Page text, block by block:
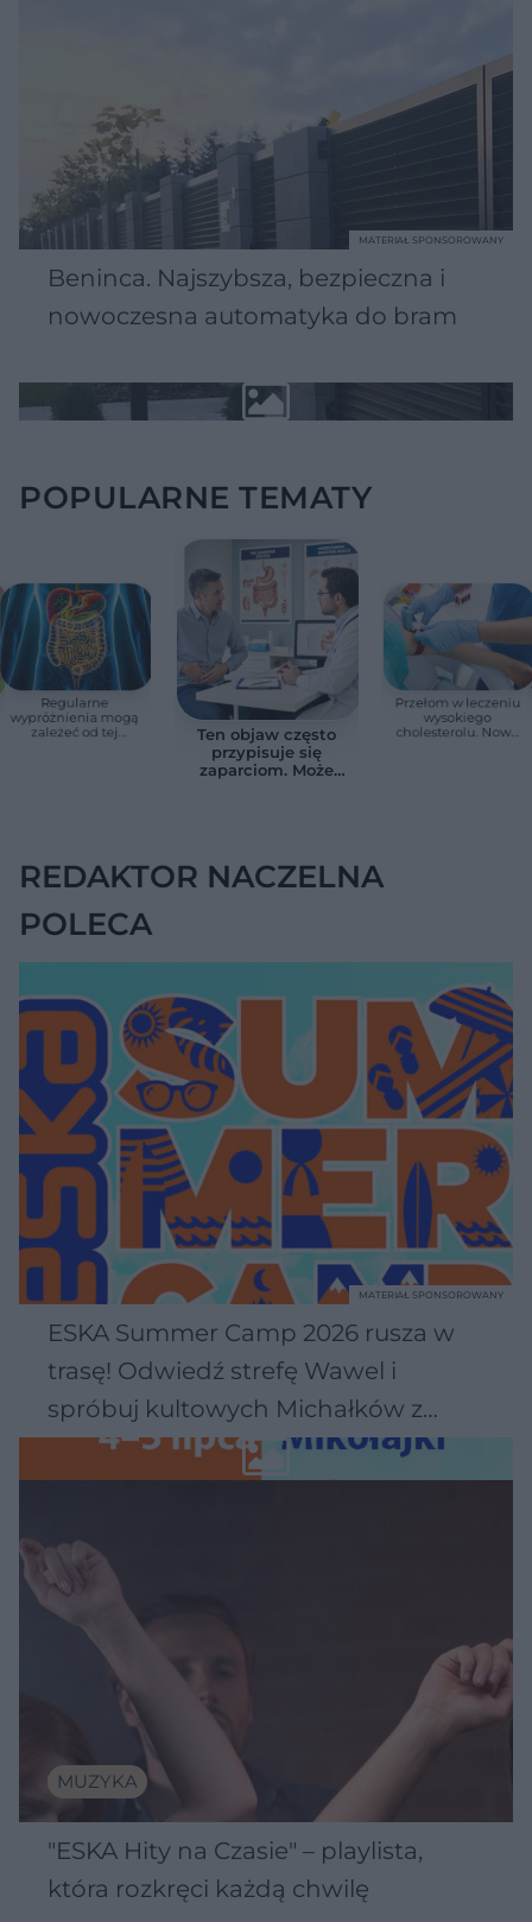
Beninca. Najszybsza, bezpieczna i
nowoczesna automatyka do bram
MATERIAŁ SPONSOROWANY
POPULARNE TEMATY
Regularne
wypróżnienia mogą
zależeć od tej
Ten objaw często
przypisuje się
zaparciom. Może
Przełom w leczeniu
wysokiego
cholesterolu. Nowa
REDAKTOR NACZELNA
POLECA
ESKA Summer Camp 2026 rusza w
trasę! Odwiedź strefę Wawel i
spróbuj kultowych Michałków z
Wawelu
MATERIAŁ SPONSOROWANY
MUZYKA
"ESKA Hity na Czasie" – playlista,
która rozkręci każdą chwilę